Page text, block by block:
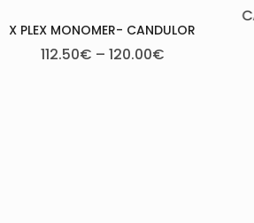
AESTHETIC BLUE